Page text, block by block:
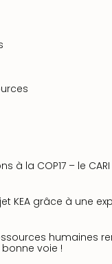
à la COP17 – le
KEA grâce à une
humaines
voie !